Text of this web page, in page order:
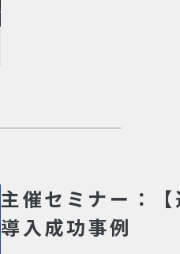
主催セミナー：
導入成功事例